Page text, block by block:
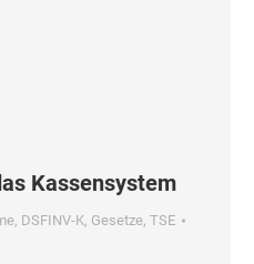
Kassensystem
, DSFINV-K, Gesetze, TSE